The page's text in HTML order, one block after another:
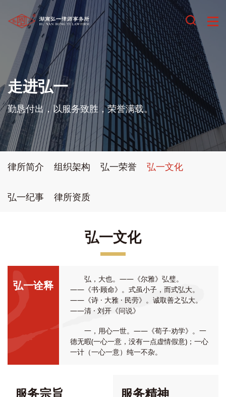
走进弘一
勤恳付出，以服务致胜，荣誉满载。
律所简介 组织架构 弘一荣誉 弘一文化
弘一纪事 律所资质
弘一文化
弘一诠释
弘，大也。――《尔雅》弘璧。
――《书·顾命》。式虽小子，而式弘大。
――《诗 · 大雅 · 民劳》。诚取善之弘大。
――清 · 刘开《问说》
一，用心一世。——《荀子·劝学》。一
德无暇(一心一意，没有一点虚情假意)；一心
一计（一心一意）纯一不杂。
服务宗旨 服务精神